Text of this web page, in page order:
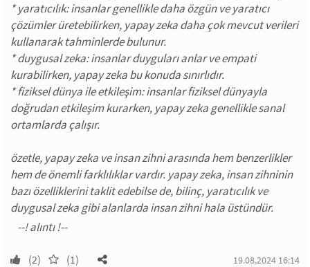
* yaratıcılık: insanlar genellikle daha özgün ve yaratıcı
çözümler üretebilirken, yapay zeka daha çok mevcut verileri
kullanarak tahminlerde bulunur.
* duygusal zeka: insanlar duyguları anlar ve empati
kurabilirken, yapay zeka bu konuda sınırlıdır.
* fiziksel dünya ile etkileşim: insanlar fiziksel dünyayla
doğrudan etkileşim kurarken, yapay zeka genellikle sanal
ortamlarda çalışır.
özetle, yapay zeka ve insan zihni arasında hem benzerlikler
hem de önemli farklılıklar vardır. yapay zeka, insan zihninin
bazı özelliklerini taklit edebilse de, bilinç, yaratıcılık ve
duygusal zeka gibi alanlarda insan zihni hala üstündür.
(2) (1) 19.08.2024 16:14